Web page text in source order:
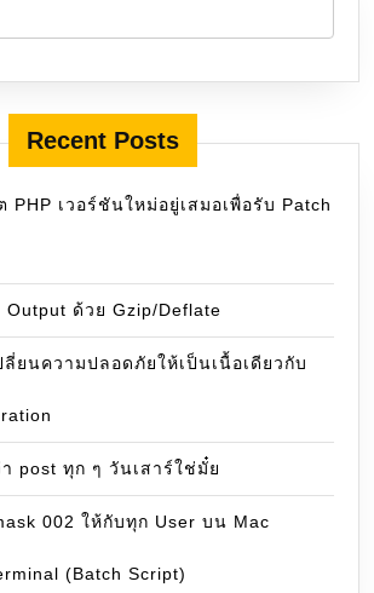
Recent Posts
PHP เวอร์ชันใหม่อยู่เสมอเพื่อรับ Patch
Output ด้วย Gzip/Deflate
ลี่ยนความปลอดภัยให้เป็นเนื้อเดียวกับ
post ทุก ๆ วันเสาร์ใช่มั๋ย
002 ให้กับทุก User บน Mac
(Batch Script)